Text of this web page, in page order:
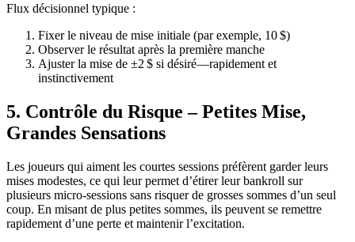
Flux décisionnel typique :
Fixer le niveau de mise initiale (par exemple, 10 $)
Observer le résultat après la première manche
Ajuster la mise de ±2 $ si désiré—rapidement et
instinctivement
5. Contrôle du Risque – Petites Mise,
Grandes Sensations
Les joueurs qui aiment les courtes sessions préfèrent garder leurs
mises modestes, ce qui leur permet d’étirer leur bankroll sur
plusieurs micro‑sessions sans risquer de grosses sommes d’un seul
coup. En misant de plus petites sommes, ils peuvent se remettre
rapidement d’une perte et maintenir l’excitation.